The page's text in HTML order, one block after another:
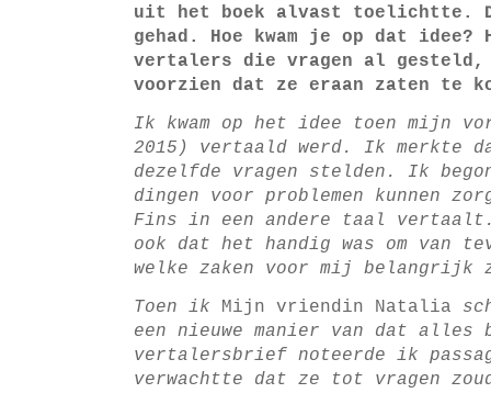
uit het boek alvast toelichtte.
gehad. Hoe kwam je op dat idee?
vertalers die vragen al
voorzien dat ze eraan zaten te
Ik kwam op het idee toen mijn
2015) vertaald werd. Ik merkte
dezelfde vragen stelden. Ik
dingen voor problemen kunnen
Fins in een andere taal
ook dat het handig was om van
welke zaken voor mij belangrijk
Toen ik Mijn vriendin Natalia
een nieuwe manier van dat alles
vertalersbrief noteerde ik
verwachtte dat ze tot vragen